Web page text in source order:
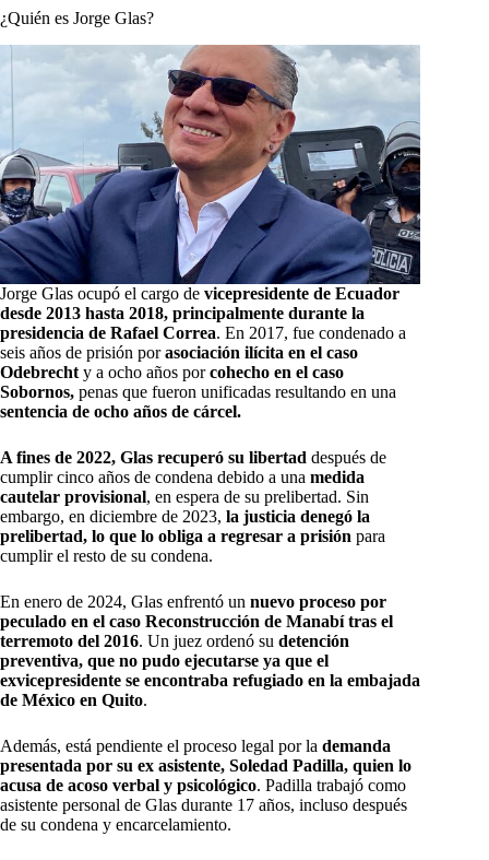
¿Quién es Jorge Glas?
Jorge Glas ocupó el cargo de vicepresidente de Ecuador
desde 2013 hasta 2018, principalmente durante la
presidencia de Rafael Correa. En 2017, fue condenado a
seis años de prisión porasociación ilícita en el caso
Odebrecht y a ocho años porcohecho en el caso
Sobornos, penas que fueron unificadas resultando en una
sentencia de ocho años de cárcel.
A fines de 2022, Glas recuperó su libertad después de
cumplir cinco años de condena debido a una medida
cautelar provisional, en espera de su prelibertad. Sin
embargo, en diciembre de 2023, la justicia denegó la
prelibertad, lo que lo obliga a regresar a prisión para
cumplir el resto de su condena.
En enero de 2024, Glas enfrentó un nuevo proceso por
peculado en el caso Reconstrucción de Manabí tras el
terremoto del 2016. Un juez ordenó su detención
preventiva, que no pudo ejecutarse ya que el
exvicepresidente se encontraba refugiado en la embajada
de México en Quito.
Además, está pendiente el proceso legal por la demanda
presentada por su ex asistente, Soledad Padilla, quien lo
acusa de acoso verbal y psicológico. Padilla trabajó como
asistente personal de Glas durante 17 años, incluso después
de su condena y encarcelamiento.